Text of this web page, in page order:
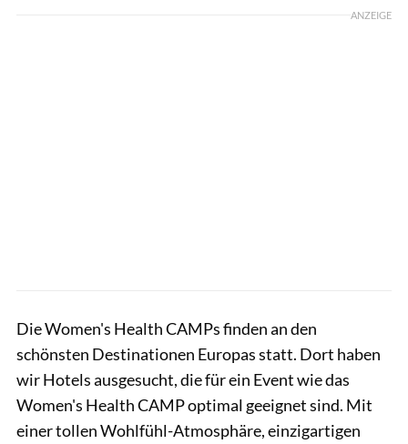
ANZEIGE
Die Women's Health CAMPs finden an den
schönsten Destinationen Europas statt. Dort haben
wir Hotels ausgesucht, die für ein Event wie das
Women's Health CAMP optimal geeignet sind. Mit
einer tollen Wohlfühl-Atmosphäre, einzigartigen